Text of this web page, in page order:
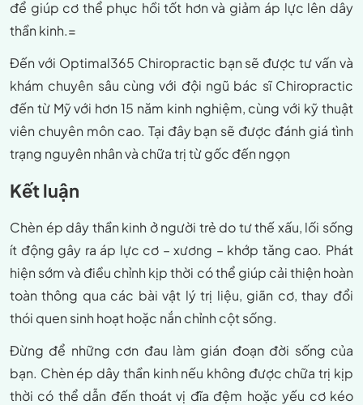
để giúp cơ thể phục hồi tốt hơn và giảm áp lực lên dây
thần kinh.=
Đến với Optimal365 Chiropractic bạn sẽ được tư vấn và
khám chuyên sâu cùng với đội ngũ bác sĩ Chiropractic
đến từ Mỹ với hơn 15 năm kinh nghiệm, cùng với kỹ thuật
viên chuyên môn cao. Tại đây bạn sẽ được đánh giá tình
trạng nguyên nhân và chữa trị từ gốc đến ngọn
Kết luận
Chèn ép dây thần kinh ở người trẻ do tư thế xấu, lối sống
ít động gây ra áp lực cơ – xương – khớp tăng cao. Phát
hiện sớm và điều chỉnh kịp thời có thể giúp cải thiện hoàn
toàn thông qua các bài vật lý trị liệu, giãn cơ, thay đổi
thói quen sinh hoạt hoặc nắn chỉnh cột sống.
Đừng để những cơn đau làm gián đoạn đời sống của
bạn. Chèn ép dây thần kinh nếu không được chữa trị kịp
thời có thể dẫn đến thoát vị đĩa đệm hoặc yếu cơ kéo